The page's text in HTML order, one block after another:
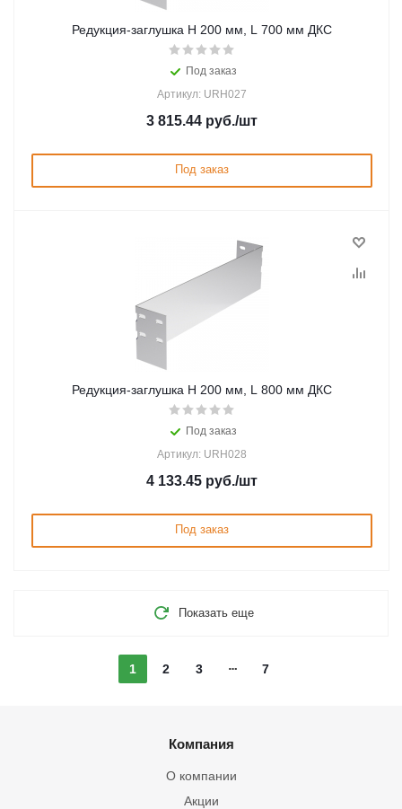
Редукция-заглушка H 200 мм, L 700 мм ДКС
Под заказ
Артикул: URH027
3 815.44 руб./шт
Под заказ
Редукция-заглушка H 200 мм, L 800 мм ДКС
Под заказ
Артикул: URH028
4 133.45 руб./шт
Под заказ
Показать еще
1 2 3 7
Компания
О компании
Акции